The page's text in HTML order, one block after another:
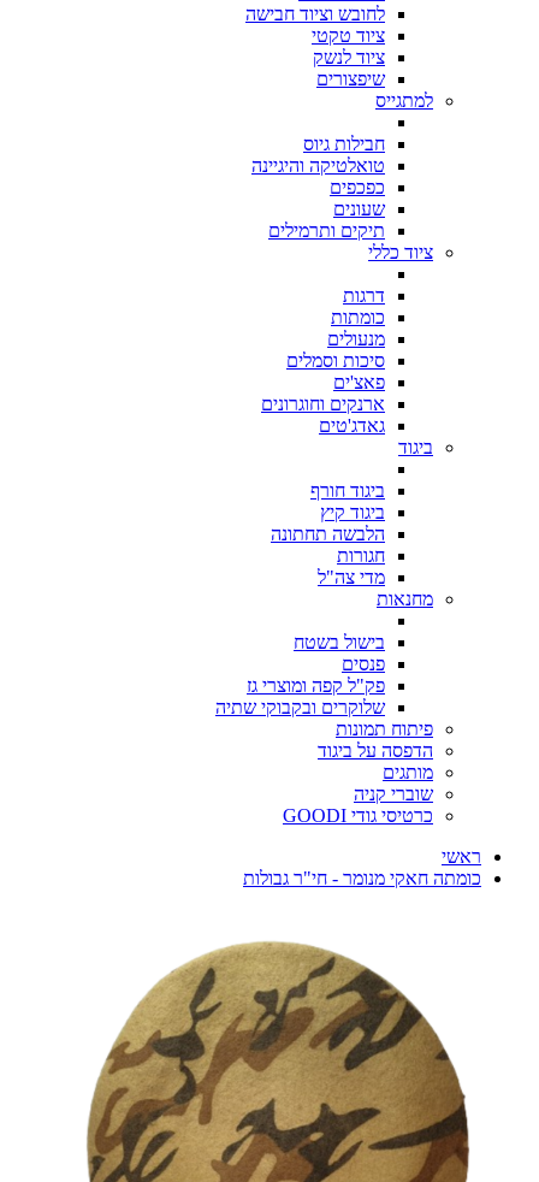
לחובש וציוד חבישה
ציוד טקטי
ציוד לנשק
שיפצורים
למתגייס
חבילות גיוס
טואלטיקה והיגיינה
כפכפים
שעונים
תיקים ותרמילים
ציוד כללי
דרגות
כומתות
מנעולים
סיכות וסמלים
פאצ'ים
ארנקים וחוגרונים
גאדג'טים
ביגוד
ביגוד חורף
ביגוד קיץ
הלבשה תחתונה
חגורות
מדי צה"ל
מחנאות
בישול בשטח
פנסים
פק"ל קפה ומוצרי גז
שלוקרים ובקבוקי שתיה
פיתוח תמונות
הדפסה על ביגוד
מותגים
שוברי קניה
כרטיסי גודי GOODI
ראשי
כומתה חאקי מנומר - חי"ר גבולות